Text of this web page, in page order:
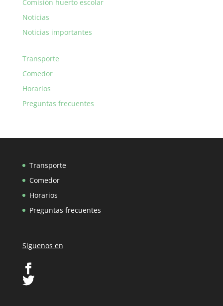
Comisión huerto escolar
Noticias
Noticias importantes
Transporte
Comedor
Horarios
Preguntas frecuentes
Transporte
Comedor
Horarios
Preguntas frecuentes
Siguenos en